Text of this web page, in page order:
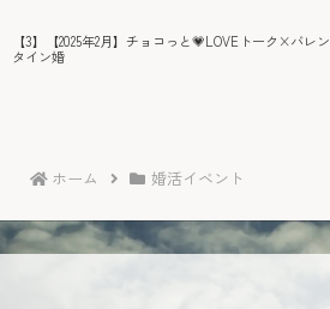
【3】【2025年2月】チョコっと💗LOVEトーク×バレン
タイン婚
ホーム 婚活イベント